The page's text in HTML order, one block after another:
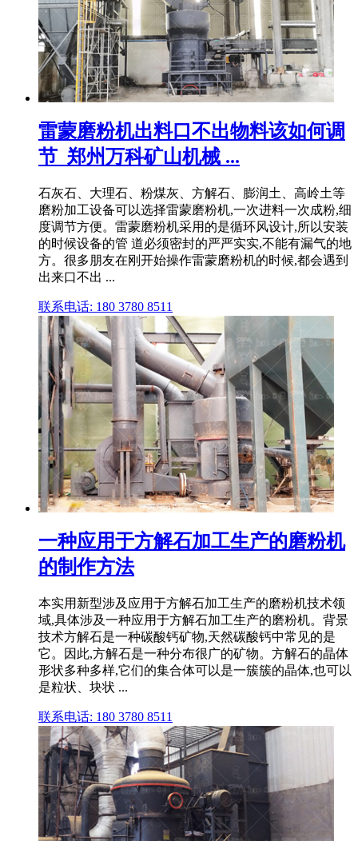
雷蒙磨粉机出料口不出物料该如何调
节_郑州万科矿山机械 ...
石灰石、大理石、粉煤灰、方解石、膨润土、高岭土等
磨粉加工设备可以选择雷蒙磨粉机,一次进料一次成粉,细
度调节方便。雷蒙磨粉机采用的是循环风设计,所以安装
的时候设备的管 道必须密封的严严实实,不能有漏气的地
方。很多朋友在刚开始操作雷蒙磨粉机的时候,都会遇到
出来口不出 ...
联系电话: 180 3780 8511
一种应用于方解石加工生产的磨粉机
的制作方法
本实用新型涉及应用于方解石加工生产的磨粉机技术领
域,具体涉及一种应用于方解石加工生产的磨粉机。背景
技术方解石是一种碳酸钙矿物,天然碳酸钙中常见的是
它。因此,方解石是一种分布很广的矿物。方解石的晶体
形状多种多样,它们的集合体可以是一簇簇的晶体,也可以
是粒状、块状 ...
联系电话: 180 3780 8511